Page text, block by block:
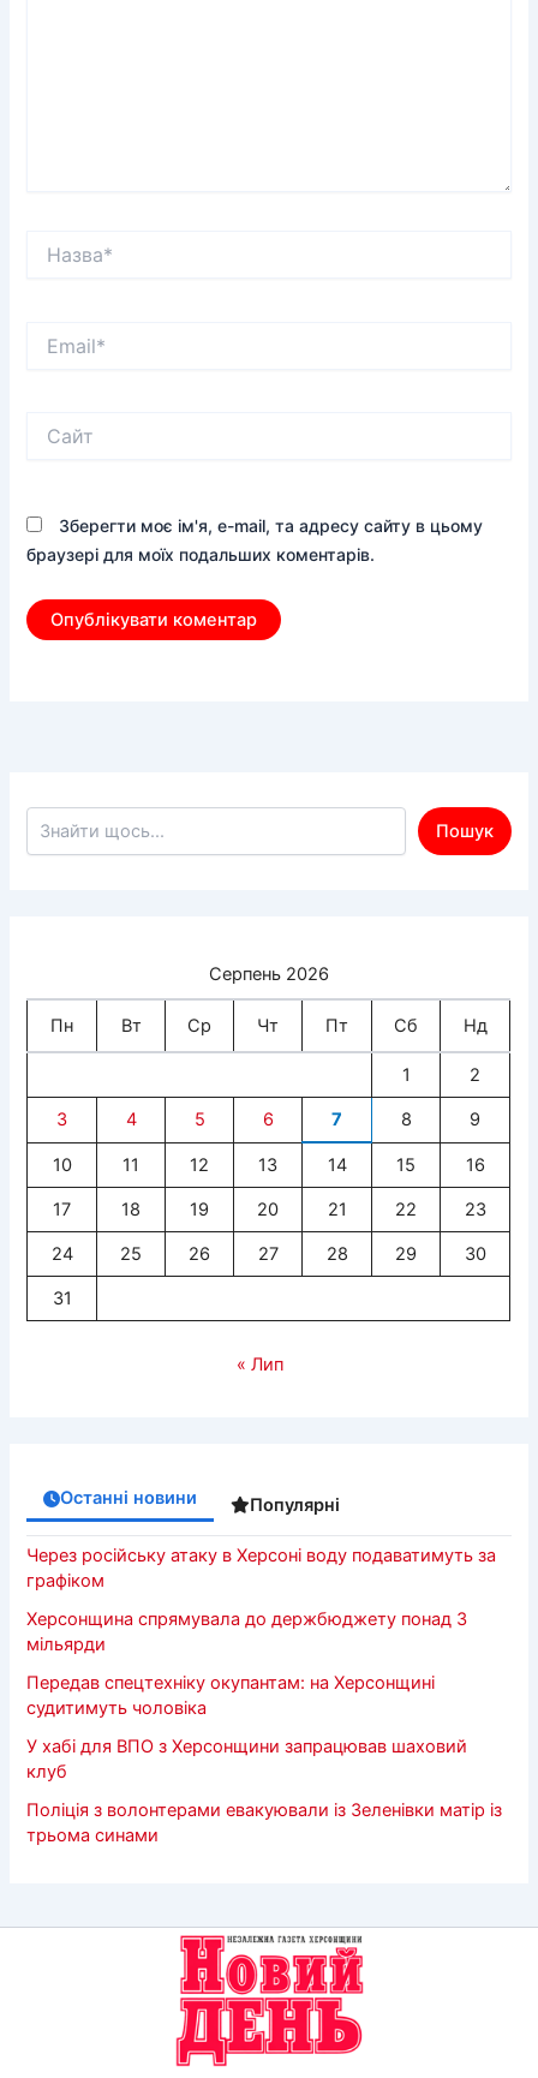
Зберегти моє ім'я, e-mail, та адресу сайту в цьому
браузері для моїх подальших коментарів.
Пошук по сайту
Пошук
Серпень 2026
Пн Вт Ср Чт Пт Сб Нд
1 2
3 4 5 6 7 8 9
10 11 12 13 14 15 16
17 18 19 20 21 22 23
24 25 26 27 28 29 30
31
« Лип
Останні новини Популярні
Через російську атаку в Херсоні воду подаватимуть за
графіком
Херсонщина спрямувала до держбюджету понад 3
мільярди
Передав спецтехніку окупантам: на Херсонщині
судитимуть чоловіка
У хабі для ВПО з Херсонщини запрацював шаховий
клуб
Поліція з волонтерами евакуювали із Зеленівки матір із
трьома синами